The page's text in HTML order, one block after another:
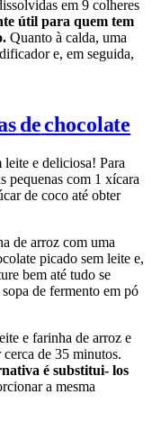
em 9 colheres
útil para quem tem
Quanto à calda, uma
e, em seguida,
dechocolate
leite e deliciosa! Para
pequenas com 1 xícara
de coco até obter
de arroz com uma
picado sem leite e,
bem até tudo se
de fermento em pó
e farinha de arroz e
de 35 minutos.
é substitui- los
a mesma